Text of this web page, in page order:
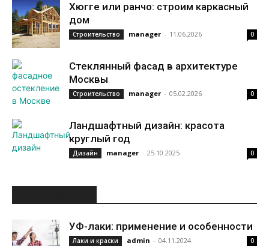
Хюгге или ранчо: строим каркасный
дом
Строительство manager - 11.06.2026 0
Стеклянный фасад в архитектуре
Москвы
Строительство manager - 05.02.2026 0
Ландшафтный дизайн: красота
круглый год
Дизайн manager - 25.10.2025 0
УФ-лаки: применение и особенности
Лаки и краски admin - 04.11.2024 0